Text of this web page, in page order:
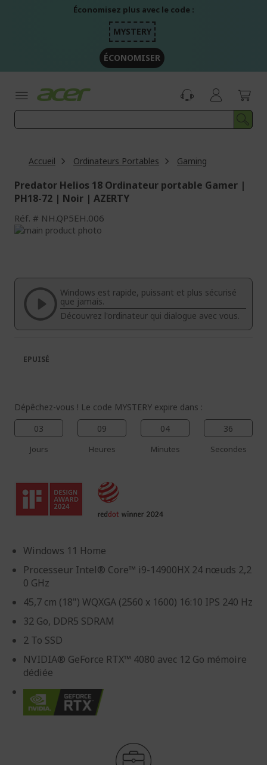
Économisez plus avec le code :
MYSTERY
ÉCONOMISER
Accueil Ordinateurs Portables Gaming
Predator Helios 18 Ordinateur portable Gamer |
PH18-72 | Noir | AZERTY
Réf. NH.QP5EH.006
Passer
de
galerie
d’images
de
Galerie
d’images
Windows est rapide, puissant et plus sécurisé
que jamais.
Découvrez l'ordinateur qui dialogue avec vous.
Dépêchez-vous ! Le code MYSTERY expire dans :
03
Jours
09
Heures
04
Minutes
35
Secondes
Windows 11 Home
Processeur Intel® Core™ i9-14900HX 24 nœuds 2,2
0 GHz
45,7 cm (18") WQXGA (2560 x 1600) 16:10 IPS 240 Hz
32 Go, DDR5 SDRAM
2 To SSD
NVIDIA® GeForce RTX™ 4080 avec 12 Go mémoire
dédiée
EPUISÉ